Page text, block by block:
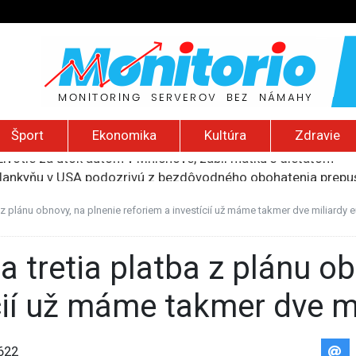
Šport Ekonomika Kultúra Zdravie
v USA podozrivú z bezdôvodného obohatenia
do armády aj pre ďalších páchateľov trestných
plánu obnovy, na plnenie reforiem a investícií už máme takmer dve miliardy
už máme takmer dve